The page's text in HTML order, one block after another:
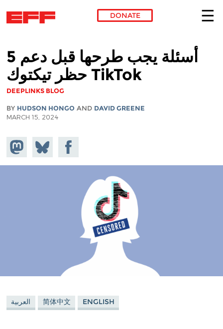
DONATE
5 أسئلة يجب طرحها قبل دعم
حظر تيكتوك TikTok
DEEPLINKS BLOG
BY HUDSON HONGO AND DAVID GREENE
MARCH 15, 2024
Share on
Mastodon
Share
on
Bluesky
Share on
Facebook
العربية 简体中文 ENGLISH